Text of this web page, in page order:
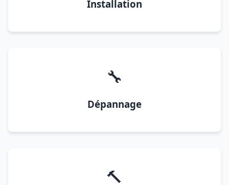
Installation
🔧
Dépannage
🔨